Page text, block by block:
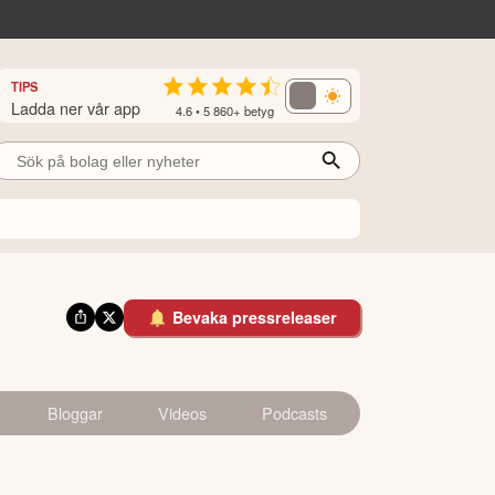
TIPS
Ladda ner vår app 4.6 • 5 860+ betyg
Bevaka pressreleaser
Bloggar Videos Podcasts